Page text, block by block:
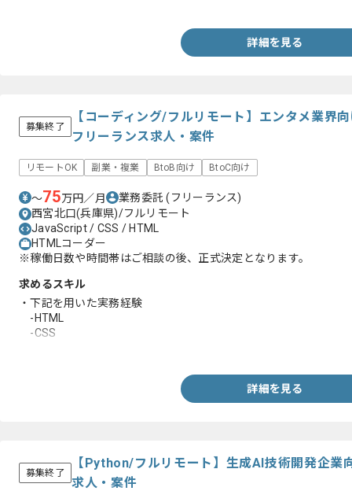
詳細を見る
募集終了
【コーディング/フルリモート】エンタメ業界
フリーランス求人・案件
リモートOK 副業・複業 BtoB向け BtoC向け
〜75万円／月 業務委託(フリーランス)
西宮北口(兵庫県)/フルリモート
JavaScript / CSS / HTML
HTMLコーダー
※稼働日数や時間帯はご相談の後、正式決定となります。
求めるスキル
・下記を用いた実務経験
-HTML
-CSS
詳細を見る
募集終了
【Python/フルリモート】生成AI技術開発企業
求人・案件